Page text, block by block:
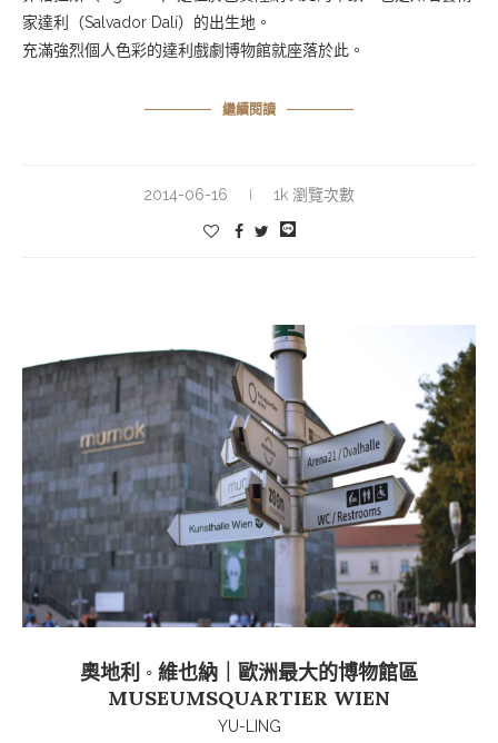
家達利（Salvador Dalí）的出生地。
充滿強烈個人色彩的達利戲劇博物館就座落於此。
繼續閱讀
2014-06-16 1k 瀏覽次數
奧地利 ◦ 維也納｜歐洲最大的博物館區
MUSEUMSQUARTIER WIEN
YU-LING